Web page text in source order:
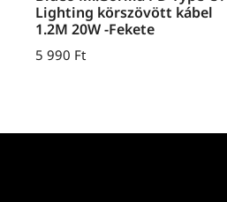
Lighting körszövött kábel
1.2M 20W -Fekete
5 990 Ft